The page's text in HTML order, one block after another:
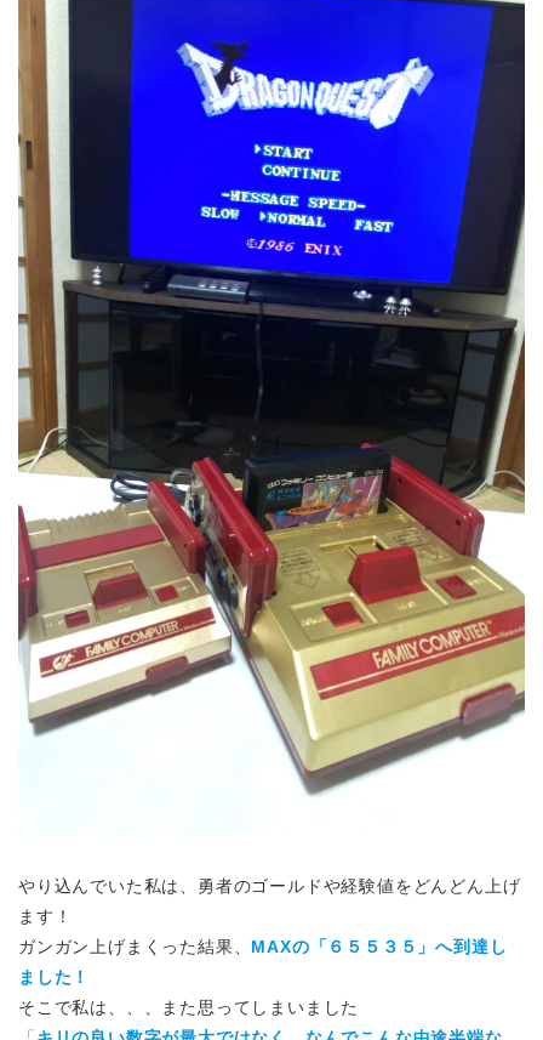
やり込んでいた私は、勇者のゴールドや経験値をどんどん上げ
ます！
ガンガン上げまくった結果、 MAXの「６５５３５」へ到達し
ました！
そこで私は、、、また思ってしまいました